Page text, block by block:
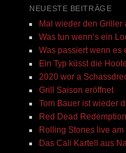
NEUESTE BEITRÄGE
Mal wieder den Griller
Was tun wenn’s ein
Was passiert wenn es
Ein Typ küsst die
2020 wor a
Grill Saison eröffnet
Tom Bauer ist wieder
Red Dead
Rolling Stones live
Das Cali Kartell aus